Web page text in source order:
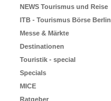
NEWS Tourismus und Reise
ITB - Tourismus Börse Berlin
Messe & Märkte
Destinationen
Touristik - special
Specials
MICE
Ratgeber